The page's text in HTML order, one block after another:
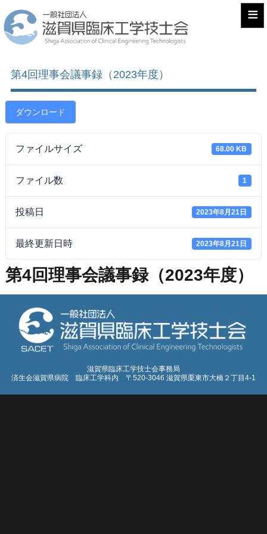
≡
第4回理事会議事録（2023年度）
ダウンロード
ファイルサイズ 68.00 KB
ファイル数 1
投稿日 2023年8月21日
最終更新日時 2023年8月21日
第4回理事会議事録（2023年度）
滋賀県臨床工学技士会事務局
済生会滋賀県病院 臨床工学科内 〒520-3046 滋賀県栗東市大橋２丁目4-1